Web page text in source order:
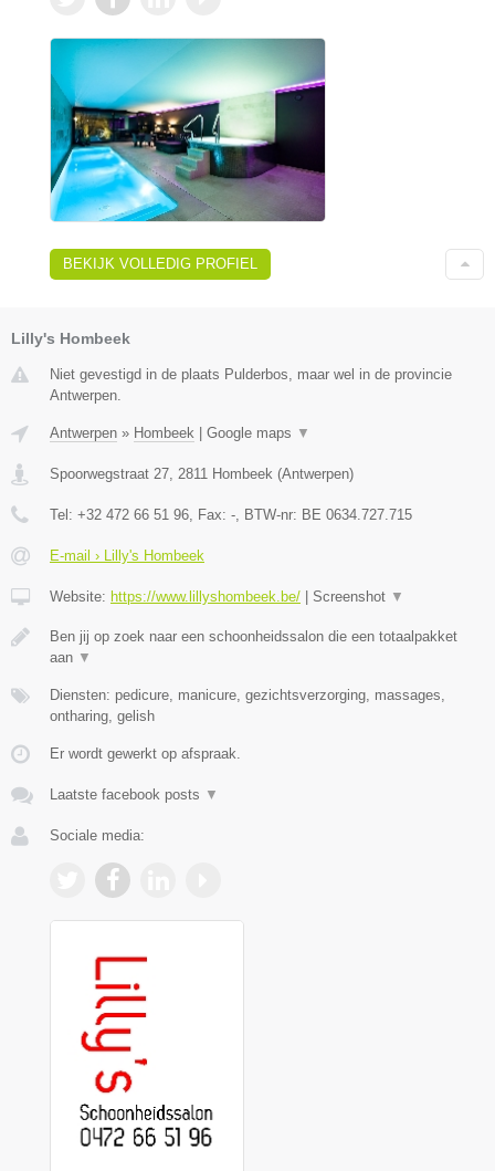
BEKIJK VOLLEDIG PROFIEL
Lilly's Hombeek
Niet gevestigd in de plaats Pulderbos, maar wel in de provincie
Antwerpen.
Antwerpen » Hombeek | Google maps ▼
Spoorwegstraat 27 2811 Hombeek (Antwerpen)
Tel: +32 472 66 51 96 , Fax: - , BTW-nr: BE 0634.727.715
E-mail › Lilly's Hombeek
Website: https://www.lillyshombeek.be/ | Screenshot ▼
Ben jij op zoek naar een schoonheidssalon die een totaalpakket
aan ▼
Diensten: pedicure, manicure, gezichtsverzorging, massages,
ontharing, gelish
Er wordt gewerkt op afspraak.
Laatste facebook posts ▼
Sociale media: